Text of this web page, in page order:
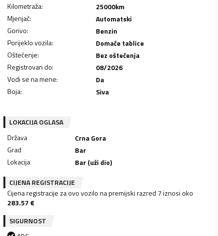
Kilometraža: 25000km
Mjenjač:
Automatski
Gorivo:
Benzin
Porijeklo vozila:
Domaće tablice
Oštećenje:
Bez oštećenja
Registrovan do:
08/2026
Vodi se na mene:
Da
Boja: Siva
LOKACIJA OGLASA
Država
Crna Gora
Grad
Bar
Lokacija
Bar (uži dio)
CIJENA REGISTRACIJE
Cijena registracije za ovo vozilo na premijski razred 7 iznosi oko
283.57 €
SIGURNOST